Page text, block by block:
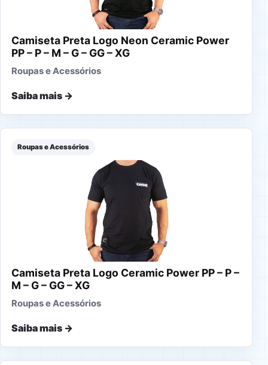
Camiseta Preta Logo Neon Ceramic Power
PP – P – M – G – GG – XG
Roupas e Acessórios
Saiba mais →
Roupas e Acessórios
Camiseta Preta Logo Ceramic Power PP – P –
M – G – GG – XG
Roupas e Acessórios
Saiba mais →